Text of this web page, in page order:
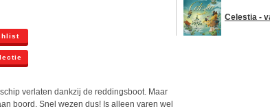
verlaten dankzij de reddingsboot. Maar
boord. Snel wezen dus! Is alleen varen wel
Celestia -